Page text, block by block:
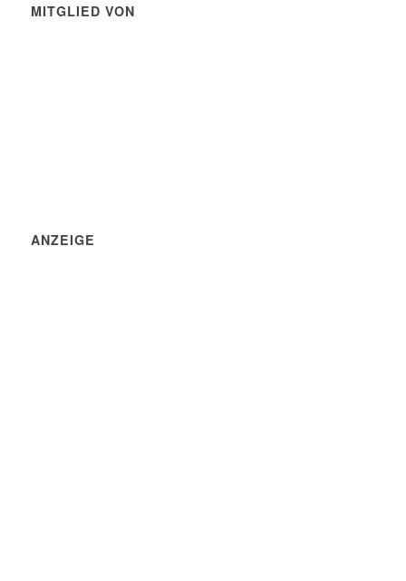
MITGLIED VON
ANZEIGE